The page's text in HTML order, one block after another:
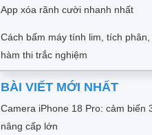
App xóa rãnh cười nhanh nhất
Cách bấm máy tính lim, tích
hàm thi trắc nghiệm
BÀI VIẾT MỚI NHẤT
Camera iPhone 18 Pro: cảm biến
nâng cấp lớn